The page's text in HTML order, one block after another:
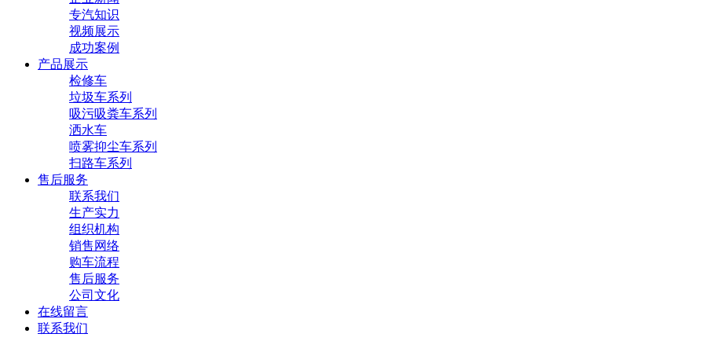
专汽知识
视频展示
成功案例
产品展示
检修车
垃圾车系列
吸污吸粪车系列
洒水车
喷雾抑尘车系列
扫路车系列
售后服务
联系我们
生产实力
组织机构
销售网络
购车流程
售后服务
公司文化
在线留言
联系我们